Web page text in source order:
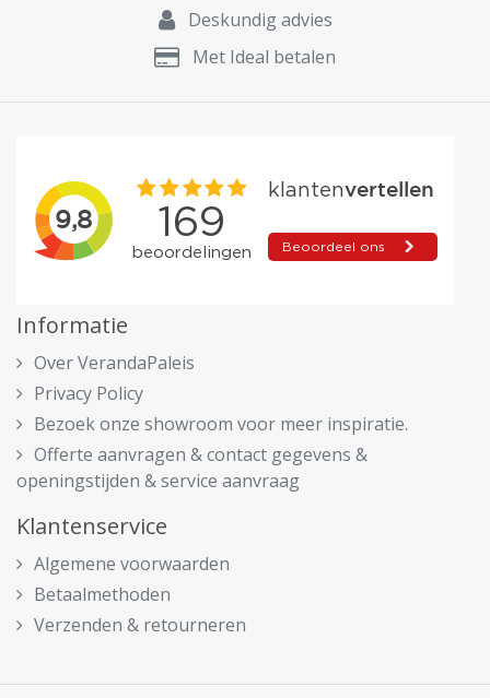
Deskundig advies
Met Ideal betalen
Informatie
Over VerandaPaleis
Privacy Policy
Bezoek onze showroom voor meer inspiratie.
Offerte aanvragen & contact gegevens &
openingstijden & service aanvraag
Klantenservice
Algemene voorwaarden
Betaalmethoden
Verzenden & retourneren